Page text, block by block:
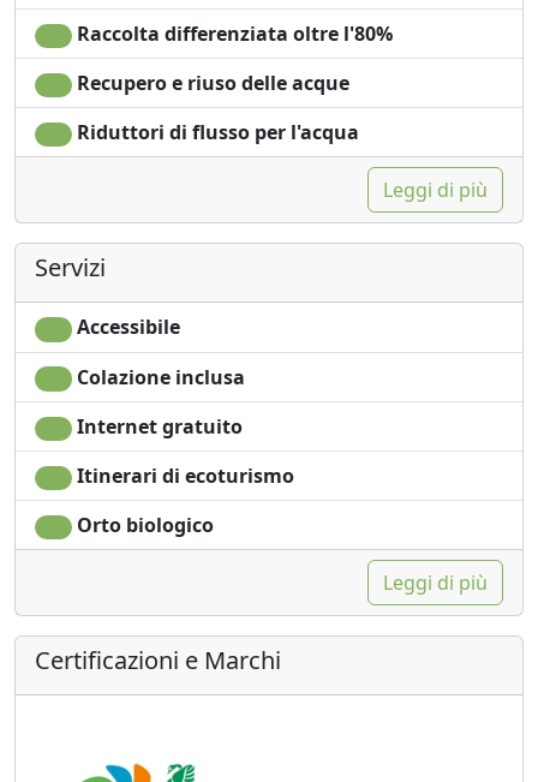
Raccolta differenziata oltre l'80%
Recupero e riuso delle acque
Riduttori di flusso per l'acqua
Leggi di più
Servizi
Accessibile
Colazione inclusa
Internet gratuito
Itinerari di ecoturismo
Orto biologico
Leggi di più
Certificazioni e Marchi